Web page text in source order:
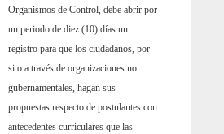
Organismos de Control, debe abrir por
un periodo de diez (10) días un
registro para que los ciudadanos, por
si o a través de organizaciones no
gubernamentales, hagan sus
propuestas respecto de postulantes con
antecedentes curriculares que las